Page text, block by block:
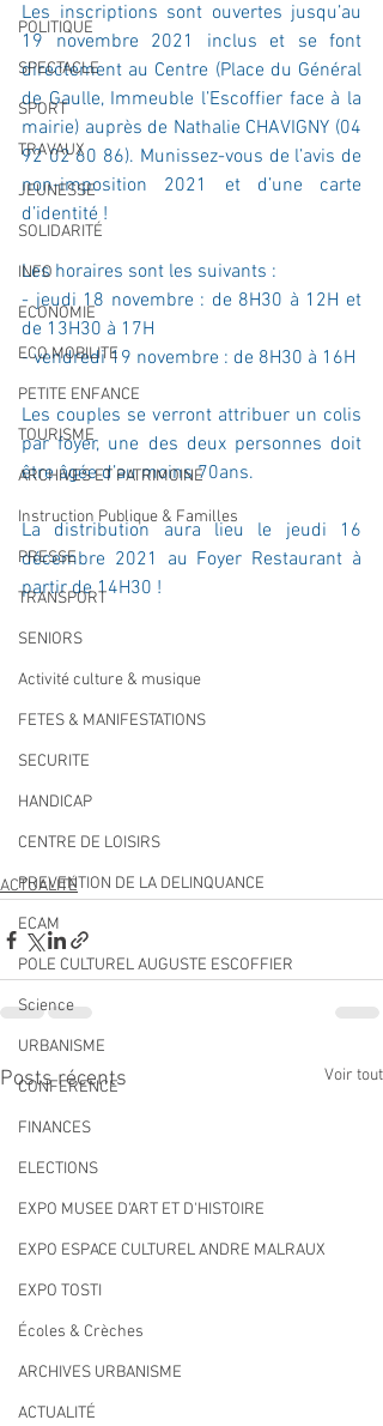
POLITIQUE
SPECTACLE
SPORT
TRAVAUX
JEUNESSE
SOLIDARITÉ
INFO
ECONOMIE
ECO MOBILITE
PETITE ENFANCE
TOURISME
ARCHIVES ET PATRIMOINE
Instruction Publique & Familles
PRESSE
TRANSPORT
SENIORS
Activité culture & musique
FETES & MANIFESTATIONS
SECURITE
HANDICAP
CENTRE DE LOISIRS
PREVENTION DE LA DELINQUANCE
ECAM
POLE CULTUREL AUGUSTE ESCOFFIER
Science
URBANISME
CONFERENCE
FINANCES
ELECTIONS
EXPO MUSEE D'ART ET D'HISTOIRE
EXPO ESPACE CULTUREL ANDRE MALRAUX
EXPO TOSTI
Écoles & Crèches
ARCHIVES URBANISME
ACTUALITÉ
Les inscriptions sont ouvertes jusqu’au
19 novembre 2021 inclus et se font
directement au Centre (Place du Général
de Gaulle, Immeuble l’Escoffier face à la
mairie) auprès de Nathalie CHAVIGNY (04
92 02 60 86). Munissez-vous de l’avis de
non-imposition 2021 et d’une carte
d’identité !
Les horaires sont les suivants :
- jeudi 18 novembre : de 8H30 à 12H et
de 13H30 à 17H
- vendredi 19 novembre : de 8H30 à 16H
Les couples se verront attribuer un colis
par foyer, une des deux personnes doit
être âgée d’au moins 70ans.
La distribution aura lieu le jeudi 16
décembre 2021 au Foyer Restaurant à
partir de 14H30 !
ACTUALITÉ
Posts récents Voir tout